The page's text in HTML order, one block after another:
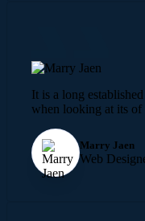
It is a long
when looking at its
Marry Jaen
Web